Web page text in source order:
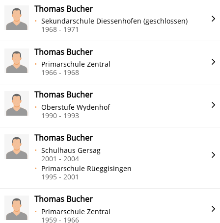
Thomas Bucher
Sekundarschule Diessenhofen (geschlossen)
1968 - 1971
Thomas Bucher
Primarschule Zentral
1966 - 1968
Thomas Bucher
Oberstufe Wydenhof
1990 - 1993
Thomas Bucher
Schulhaus Gersag
2001 - 2004
Primarschule Rüeggisingen
1995 - 2001
Thomas Bucher
Primarschule Zentral
1959 - 1966